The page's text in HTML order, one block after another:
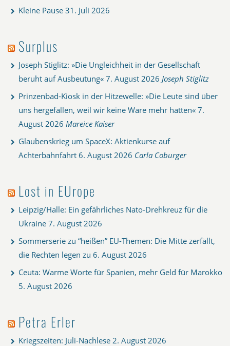
Kleine Pause 31. Juli 2026
Surplus
Joseph Stiglitz: »Die Ungleichheit in der Gesellschaft
beruht auf Ausbeutung« 7. August 2026 Joseph Stiglitz
Prinzenbad-Kiosk in der Hitzewelle: »Die Leute sind über
uns hergefallen, weil wir keine Ware mehr hatten« 7.
August 2026 Mareice Kaiser
Glaubenskrieg um SpaceX: Aktienkurse auf
Achterbahnfahrt 6. August 2026 Carla Coburger
Lost in EUrope
Leipzig/Halle: Ein gefährliches Nato-Drehkreuz für die
Ukraine 7. August 2026
Sommerserie zu “heißen” EU-Themen: Die Mitte zerfällt,
die Rechten legen zu 6. August 2026
Ceuta: Warme Worte für Spanien, mehr Geld für Marokko
5. August 2026
Petra Erler
Kriegszeiten: Juli-Nachlese 2. August 2026